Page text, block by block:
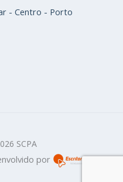
- Centro - Porto
SCPA
por